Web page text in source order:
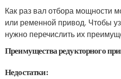
Как раз вал отбора мощности
или ременной привод. Чтобы
нужно перечислить их
Преимущества редукторного
Недостатки: